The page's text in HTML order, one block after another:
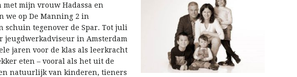
met mijn vrouw Hadassa en
we op De Manning 2 in
schuin tegenover de Spar. Tot juli
jeugdwerkadviseur in Amsterdam
jaren voor de klas als leerkracht
eten – vooral als het uit de
natuurlijk van kinderen, tieners